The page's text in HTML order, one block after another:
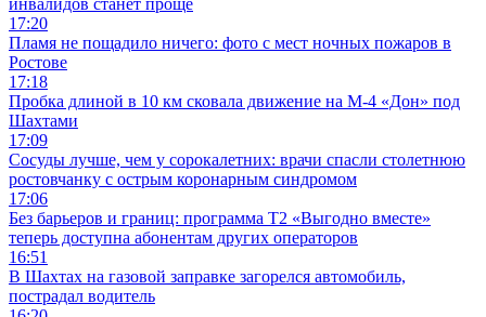
инвалидов станет проще
17:20
Пламя не пощадило ничего: фото с мест ночных пожаров в
Ростове
17:18
Пробка длиной в 10 км сковала движение на М-4 «Дон» под
Шахтами
17:09
Сосуды лучше, чем у сорокалетних: врачи спасли столетнюю
ростовчанку с острым коронарным синдромом
17:06
Без барьеров и границ: программа Т2 «Выгодно вместе»
теперь доступна абонентам других операторов
16:51
В Шахтах на газовой заправке загорелся автомобиль,
пострадал водитель